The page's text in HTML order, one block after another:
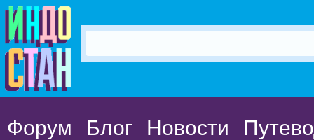
Форум Блог Новости